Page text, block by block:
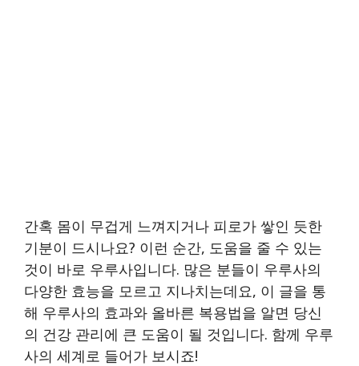
간혹 몸이 무겁게 느껴지거나 피로가 쌓인 듯한
기분이 드시나요? 이런 순간, 도움을 줄 수 있는
것이 바로 우루사입니다. 많은 분들이 우루사의
다양한 효능을 모르고 지나치는데요, 이 글을 통
해 우루사의 효과와 올바른 복용법을 알면 당신
의 건강 관리에 큰 도움이 될 것입니다. 함께 우루
사의 세계로 들어가 보시죠!